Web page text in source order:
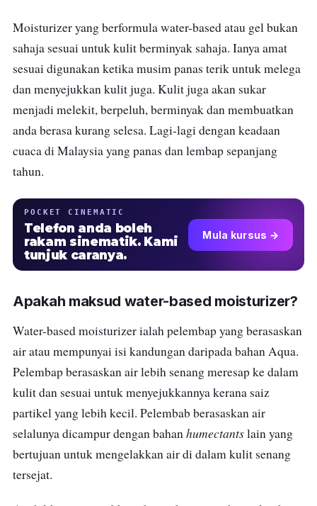
Moisturizer yang berformula water-based atau gel bukan
sahaja sesuai untuk kulit berminyak sahaja. Ianya amat
sesuai digunakan ketika musim panas terik untuk melega
dan menyejukkan kulit juga. Kulit juga akan sukar
menjadi melekit, berpeluh, berminyak danmembuatkan
anda berasa kurang selesa. Lagi-lagi dengan keadaan
cuaca di Malaysia yang panas dan lembap sepanjang
tahun.
POCKET CINEMATIC
Telefon anda boleh
rakam sinematik. Kami
tunjuk caranya.
Mula kursus →
Apakah maksud water-based moisturizer?
Water-based moisturizer ialah pelembap yang berasaskan
air ataumempunyai isi kandungan daripada bahanAqua.
Pelembap berasaskan air lebih senang meresap ke dalam
kulit dan sesuai untuk menyejukkannya kerana saiz
partikel yang lebih kecil. Pelembab berasaskan air
selalunya dicampur dengan bahanhumectantslain yang
bertujuan untuk mengelakkan air di dalam kulit senang
tersejat.